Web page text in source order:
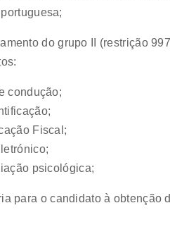
do grupo II (restrição
condução;
Fiscal;
psicológica;
para o candidato à obtenção